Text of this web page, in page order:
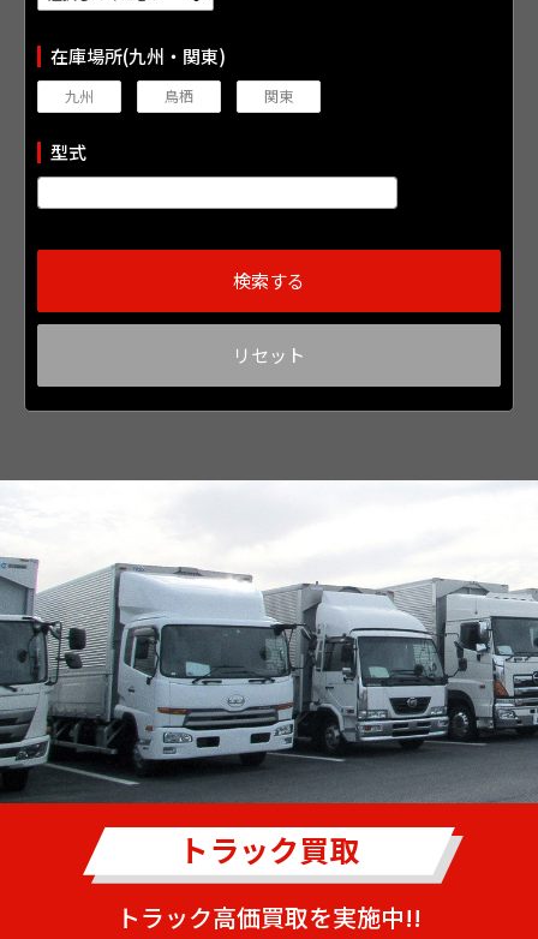
在庫場所(九州・関東)
九州 鳥栖 関東
型式
トラック買取
トラック高価買取を実施中!!